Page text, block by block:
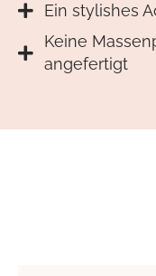
Ein stylishes
Keine
angefertigt